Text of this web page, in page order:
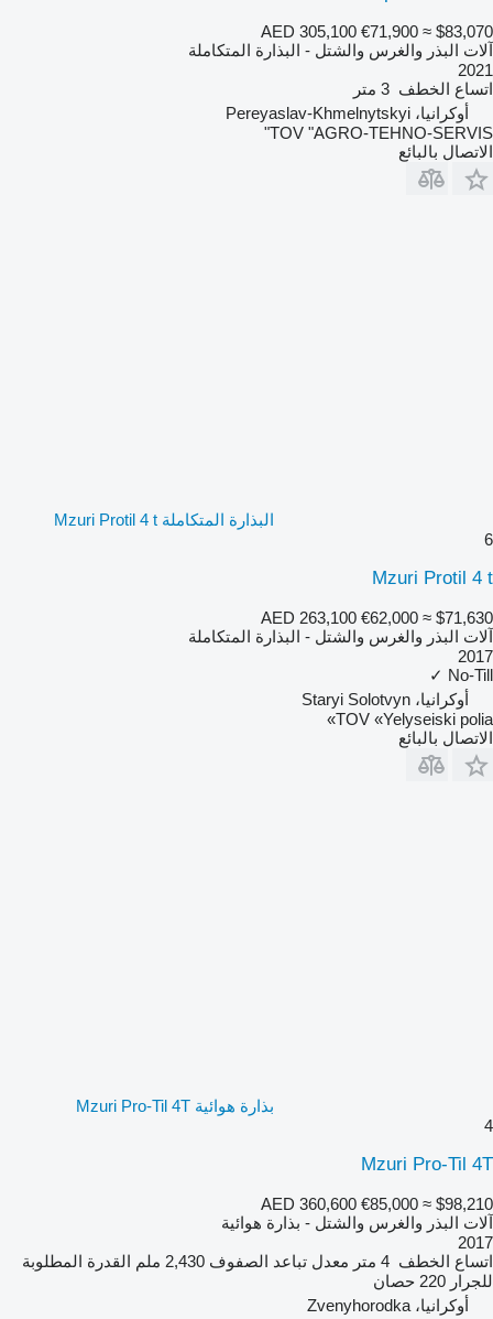
AED 305,100 €71,900 ≈ $83,070
آلات البذر والغرس والشتل - البذارة المتكاملة
2021
اتساع الخطف 3 متر
أوكرانيا، Pereyaslav-Khmelnytskyi
TOV "AGRO-TEHNO-SERVIS"
الاتصال بالبائع
البذارة المتكاملة Mzuri Protil 4 t
6
Mzuri Protil 4 t
AED 263,100 €62,000 ≈ $71,630
آلات البذر والغرس والشتل - البذارة المتكاملة
2017
No-Till
✓
أوكرانيا، Staryi Solotvyn
TOV «Yelyseiski polia»
الاتصال بالبائع
بذارة هوائية Mzuri Pro-Til 4T
4
Mzuri Pro-Til 4T
AED 360,600 €85,000 ≈ $98,210
آلات البذر والغرس والشتل - بذارة هوائية
2017
اتساع الخطف 4 متر معدل تباعد الصفوف 2,430 ملم
القدرة المطلوبة
للجرار 220 حصان
أوكرانيا، Zvenyhorodka